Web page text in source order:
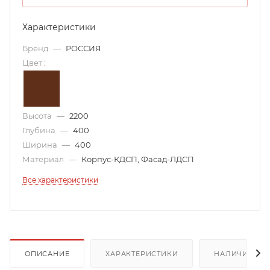
Характеристики
Бренд — РОССИЯ
Цвет :
Высота — 2200
Глубина — 400
Ширина — 400
Материал — Корпус-КДСП, Фасад-ЛДСП
Все характеристики
ОПИСАНИЕ ХАРАКТЕРИСТИКИ НАЛИЧИЕ